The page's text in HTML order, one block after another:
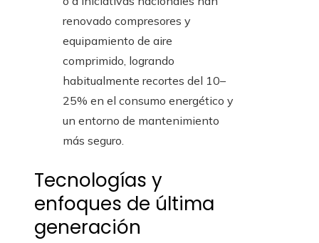
renovado compresores y
equipamiento de aire
comprimido, logrando
habitualmente recortes del 10–
25% en el consumo energético y
un entorno de mantenimiento
más seguro.
Tecnologías y
enfoques de última
generación